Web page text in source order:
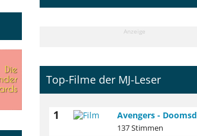
Anzeige
Top-Filme der MJ-Leser
1 Avengers -
137 Stimmen